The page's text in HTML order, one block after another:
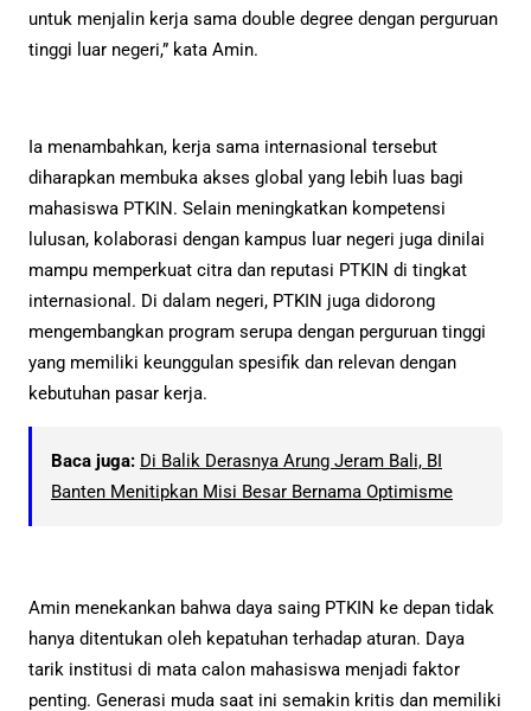
untuk menjalin kerja sama double degree dengan perguruan
tinggi luar negeri,” kata Amin.
Ia menambahkan, kerja sama internasional tersebut
diharapkan membuka akses global yang lebih luas bagi
mahasiswa PTKIN. Selain meningkatkan kompetensi
lulusan, kolaborasi dengan kampus luar negeri juga dinilai
mampu memperkuat citra dan reputasi PTKIN di tingkat
internasional. Di dalam negeri, PTKIN juga didorong
mengembangkan program serupa dengan perguruan tinggi
yang memiliki keunggulan spesifik dan relevan dengan
kebutuhan pasar kerja.
Baca juga: Di Balik Derasnya Arung Jeram Bali, BI
Banten Menitipkan Misi Besar Bernama Optimisme
Amin menekankan bahwa daya saing PTKIN ke depan tidak
hanya ditentukan oleh kepatuhan terhadap aturan. Daya
tarik institusi di mata calon mahasiswa menjadi faktor
penting. Generasi muda saat ini semakin kritis dan memiliki